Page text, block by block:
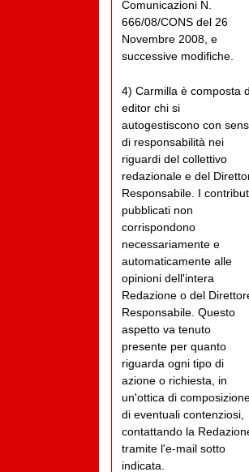
Comunicazioni N.
666/08/CONS del 26
Novembre 2008, e
successive modifiche.
4) Carmilla è composta
editor chi si
autogestiscono con
di responsabilità nei
riguardi del collettivo
redazionale e del
Responsabile. I
pubblicati non
corrispondono
necessariamente e
automaticamente alle
opinioni dell'intera
Redazione o del
Responsabile. Questo
aspetto va tenuto
presente per quanto
riguarda ogni tipo di
azione o richiesta, in
un'ottica di
di eventuali contenziosi,
contattando la
tramite l'e-mail sotto
indicata.